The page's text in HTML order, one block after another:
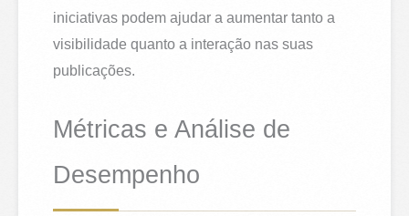
iniciativas podem ajudar a aumentar tanto a
visibilidade quanto a interação nas suas
publicações.
Métricas e Análise de
Desempenho